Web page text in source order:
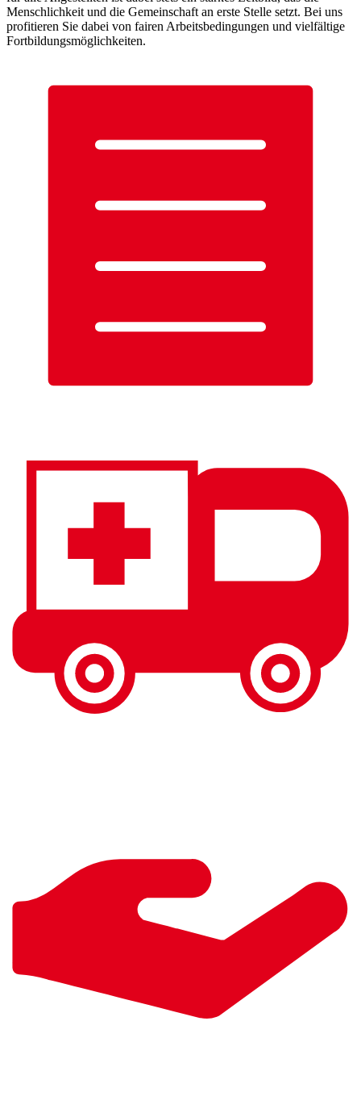
Menschlichkeit und die Gemeinschaft an erste Stelle setzt. Bei uns
profitieren Sie dabei von fairen Arbeitsbedingungen und vielfältige
Fortbildungsmöglichkeiten.